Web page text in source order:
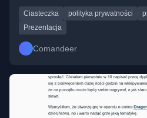
Ciasteczka polityka prywatności
Prezentacja
Comandeer